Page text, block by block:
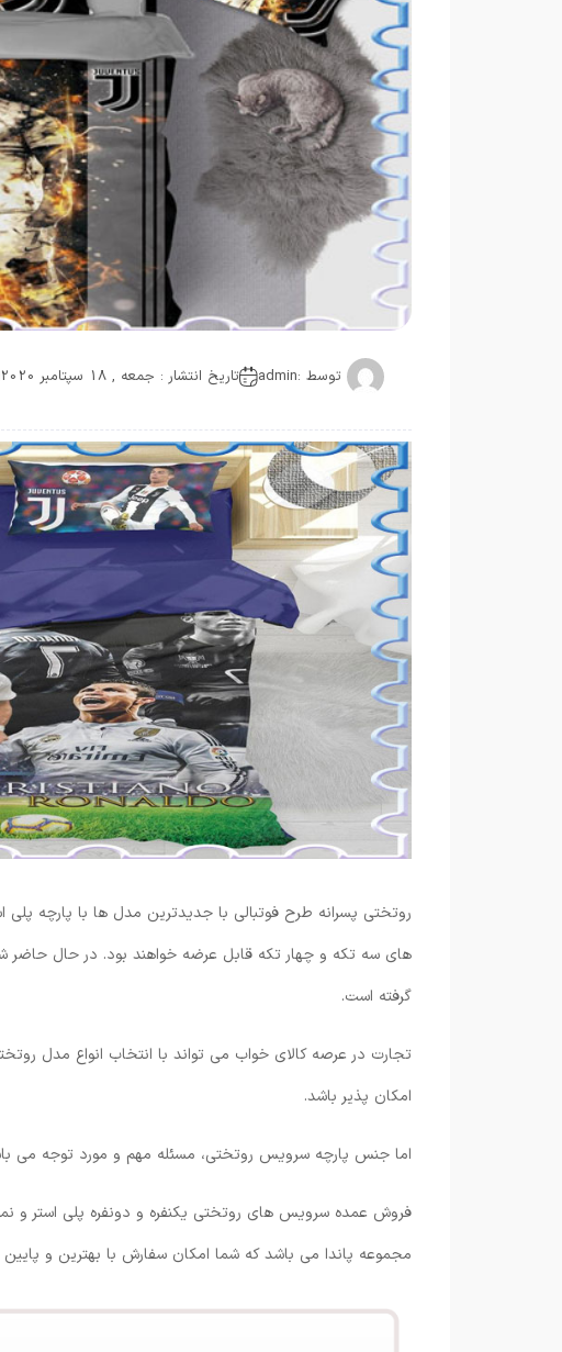
توسط :admin تاریخ انتشار : جمعه , 18 سپتامبر 2020
روتختی پسرانه طرح فوتبالی با جدیدترین مدل ها با پارچه
های سه تکه و چهار تکه قابل عرضه خواهند بود. در حال حاضر
گرفته است.
تجارت در عرصه کالای خواب می تواند با انتخاب انواع مدل
امکان پذیر باشد.
اما جنس پارچه سرویس روتختی، مسئله مهم و مورد توجه می
فروش عمده سرویس های روتختی یکنفره و دونفره پلی استر و
مجموعه پاندا می باشد که شما امکان سفارش با بهترین و